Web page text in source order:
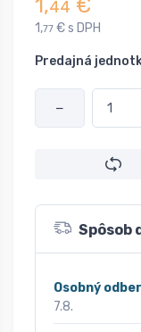
1,44 €
1,77 € s DPH
Predajná
−
Spôsob
Osobný odber
7.8.